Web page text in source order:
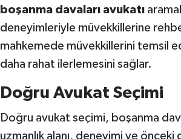
boşanma davaları avukatı
deneyimleriyle müvekkillerine
mahkemede müvekkillerini temsil
daha rahat ilerlemesini sağlar.
Doğru Avukat Seçimi
Doğru avukat seçimi, boşanma
uzmanlık alanı, deneyimi ve